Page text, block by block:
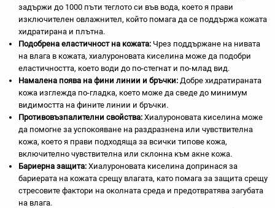
задържи до 1000 пъти теглото си във вода, което я прави
изключителен овлажнител, който помага да се поддържа кожата
хидратирана и плътна.
Подобрена еластичност на кожата: Чрез поддържане на нивата
на влага в кожата, хиалуроновата киселина може да подобри
еластичността, което води до по-стегнат и по-млад вид.
Намалена поява на фини линии и бръчки: Добре хидратираната
кожа изглежда по-гладка, което може да сведе до минимум
видимостта на фините линии и бръчки.
Противовъзпалителни свойства: Хиалуроновата киселина може
да помогне за успокояване на раздразнена или чувствителна
кожа, което я прави подходяща за всички типове кожа,
включително чувствителна или склонна към акне кожа.
Бариерна защита: Хиалуроновата киселина допринася за
бариерата на кожата срещу влагата, като помага за защита срещу
стресовите фактори на околната среда и предотвратява загубата
на влага.